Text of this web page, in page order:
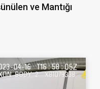
ve Mantığı